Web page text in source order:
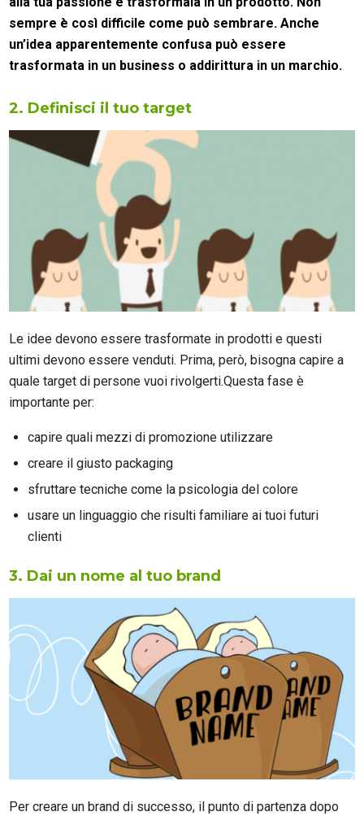
sempre è così difficile come può sembrare. Anche
un’idea apparentemente confusa può essere
trasformata in un business o addirittura in un marchio.
2. Definisci il tuo target
Le idee devono essere trasformate in prodotti e questi
ultimi devono essere venduti. Prima, però, bisogna capire a
quale target di persone vuoi rivolgerti.Questa fase è
importante per:
capire quali mezzi di promozione utilizzare
creare il giusto packaging
sfruttare tecniche come la psicologia del colore
usare un linguaggio che risulti familiare ai tuoi futuri
clienti
3. Dai un nome al tuo brand
Per creare un brand di successo, il punto di partenza dopo